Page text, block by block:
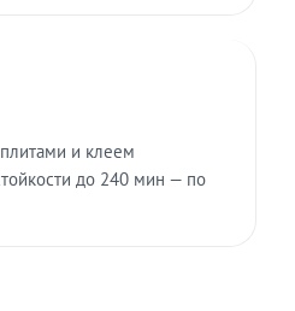
и клеем
до 240 мин — по